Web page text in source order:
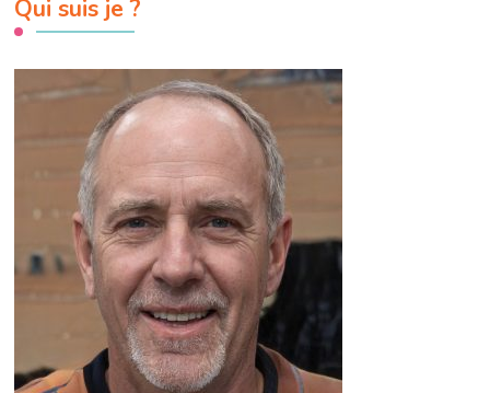
Qui suis je ?